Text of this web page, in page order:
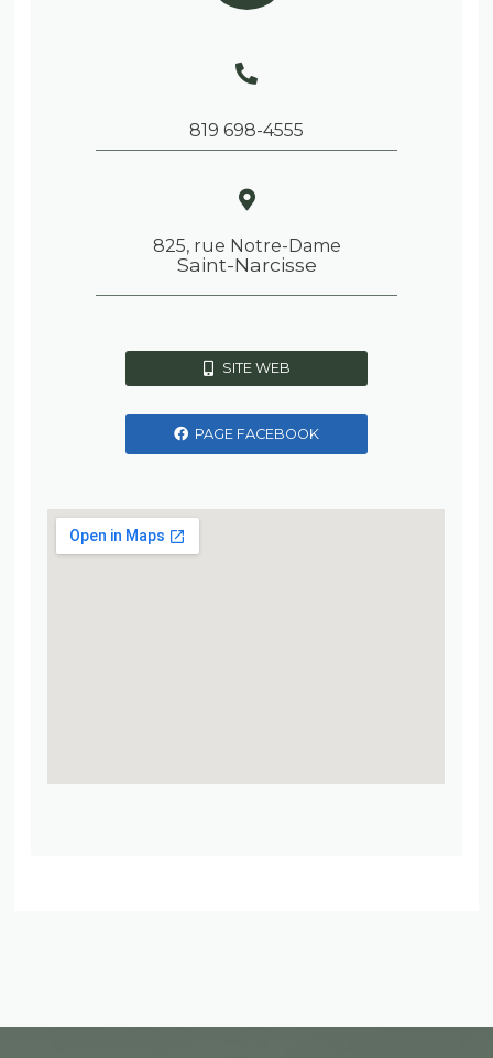
819 698-4555
825, rue Notre-Dame
Saint-Narcisse
SITE WEB
PAGE FACEBOOK